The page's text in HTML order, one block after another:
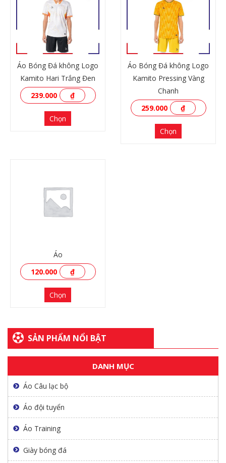
XEM THÊM
Áo Bóng Đá không Logo
Kamito Hari Trắng Đen
239.000
₫
Chọn
Áo Bóng Đá không Logo
Kamito Pressing Vàng
Chanh
259.000
₫
Chọn
XEM THÊM
Áo
120.000
₫
Chọn
SẢN PHẨM NỔI BẬT
DANH MỤC
Áo Câu lạc bộ
Áo đội tuyển
Áo Training
Giày bóng đá